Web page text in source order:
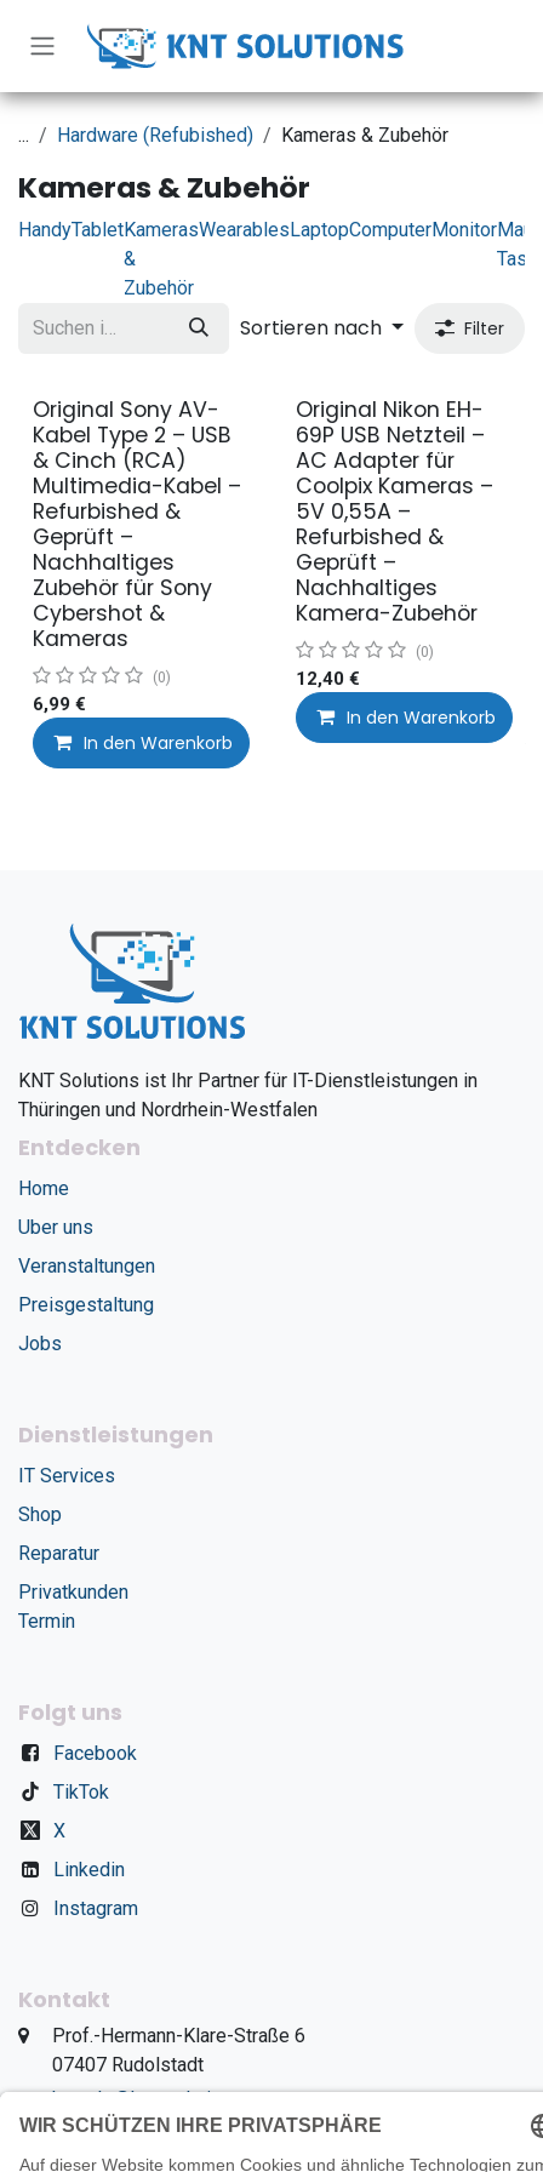
... Hardware (Refubished) Kameras & Zubehör
Kameras & Zubehör
HandyTabletKameras
&
Zubehör
WearablesLaptopComputerMonitor
Sortieren nach Filter
Refurbished
Original Sony AV-
Kabel Type 2 – USB
& Cinch (RCA)
Multimedia-Kabel –
Refurbished &
Geprüft –
Nachhaltiges
Zubehör für Sony
Cybershot &
Kameras
(0)
6,99 €
In den Warenkorb Auf die Wunschliste
Refurbished
Original Nikon EH-
69P USB Netzteil –
AC Adapter für
Coolpix Kameras –
5V 0,55A –
Refurbished &
Geprüft –
Nachhaltiges
Kamera-Zubehör
(0)
12,40€
In den Warenkorb
KNT Solutions ist Ihr Partner für IT-Dienstleistungen in
Thüringen und Nordrhein-Westfalen
Entdecken
Home
Uber uns
Veranstaltungen
Preisgestaltung
Jobs
Dienstleistungen
IT Services
Shop
Reparatur
Privatkunden
Termin
Folgt uns
Facebook
TikTok
X
Linkedin
Instagram
Kontakt
​Prof.-Hermann-Klare-Straße 6
​07407 Rudolstadt
kontakt@knt-solutions.com
+49 3672 8243691